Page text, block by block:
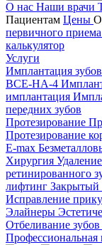
О нас Наши врачи
Пациентам Цены
первичного приема
калькулятор
Услуги
Имплантация зубов
ВСЕ-НА-4
имплантация
передних зубов
Протезирование
Протезирование
E-max
Хирургия
ретинированного
лифтинг Закрытый
Исправление
Элайнеры
Отбеливание зубов
Профессиональная